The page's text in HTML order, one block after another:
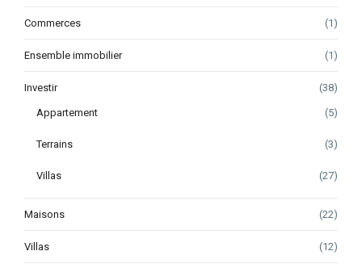
Commerces (1)
Ensemble immobilier (1)
Investir (38)
Appartement (5)
Terrains (3)
Villas (27)
Maisons (22)
Villas (12)